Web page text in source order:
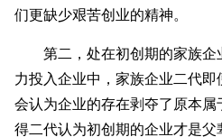
们更缺少艰苦创业的精神。
第二，处在初创期的家族
力投入企业中，家族企业二代
会认为企业的存在剥夺了原本
得二代认为初创期的企业才是父